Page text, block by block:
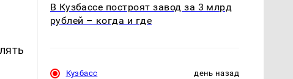
В Кузбассе построят завод за 3 млрд
рублей – когда и где
Кузбасс день назад